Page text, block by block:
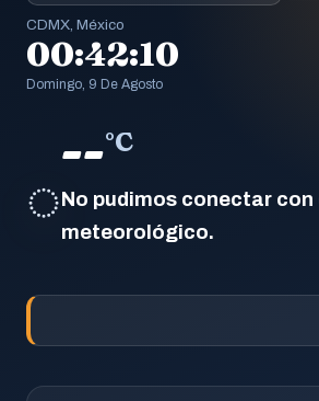
CDMX, México
00:42:11
Domingo, 9 De Agosto
◌
--°C
No pudimos conectar con
meteorológico.